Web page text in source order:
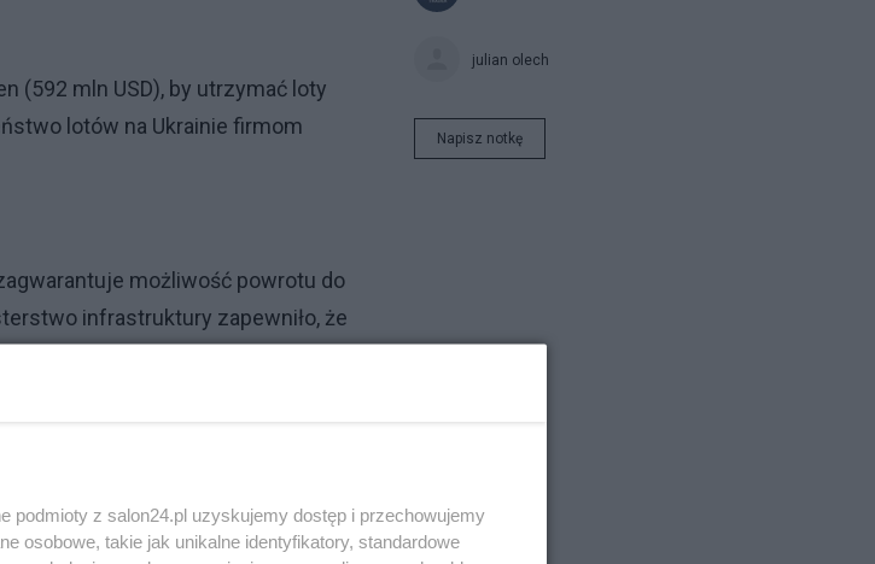
(592 mln USD), by utrzymać loty
lotów na Ukrainie firmom
możliwość powrotu do
infrastruktury zapewniło, że
dodatkowymi gwarancjami dla
resort w niedzielnym
w związku z "wahaniami"
julian olech
Napisz notkę
podmioty z salon24.pl uzyskujemy dostęp i przechowujemy
osobowe, takie jak unikalne identyfikatory, standardowe